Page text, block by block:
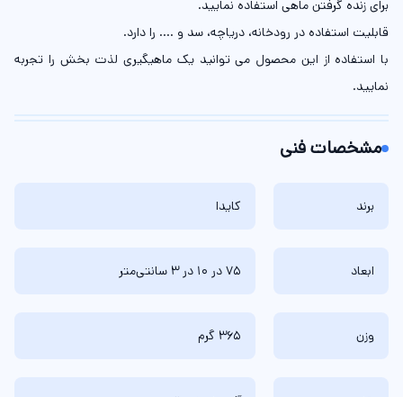
برای زنده گرفتن ماهی استفاده نمایید.
قابلیت استفاده در رودخانه، دریاچه، سد و .... را دارد.
با استفاده از این محصول می توانید یک ماهیگیری لذت بخش را تجربه
نمایید.
مشخصات فنی
برند کایدا
ابعاد 75 در 10 در 3 سانتی‌متر
وزن 365 گرم